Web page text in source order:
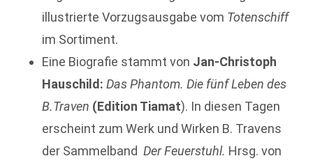
illustrierte Vorzugsausgabe vom Totenschiff
im Sortiment.
Eine Biografie stammt von Jan-Christoph
Hauschild: Das Phantom. Die fünf Leben des
B.Traven (Edition Tiamat). In diesen Tagen
erscheint zum Werk und Wirken B. Travens
der Sammelband Der Feuerstuhl. Hrsg. von